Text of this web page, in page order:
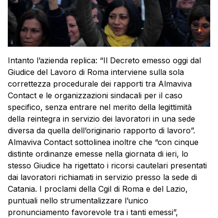
Intanto l’azienda replica: “Il Decreto emesso oggi dal
Giudice del Lavoro di Roma interviene sulla sola
correttezza procedurale dei rapporti tra Almaviva
Contact e le organizzazioni sindacali per il caso
specifico, senza entrare nel merito della legittimità
della reintegra in servizio dei lavoratori in una sede
diversa da quella dell’originario rapporto di lavoro”.
Almaviva Contact sottolinea inoltre che “con cinque
distinte ordinanze emesse nella giornata di ieri, lo
stesso Giudice ha rigettato i ricorsi cautelari presentati
dai lavoratori richiamati in servizio presso la sede di
Catania. I proclami della Cgil di Roma e del Lazio,
puntuali nello strumentalizzare l’unico
pronunciamento favorevole tra i tanti emessi”,